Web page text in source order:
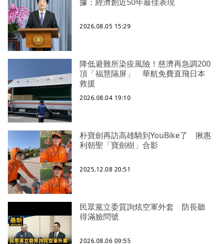
2026.08.05 15:29
降低避難所染疫風險！慈濟再急調200
頂「福慧隔屏」 華航免費直飛日本
救援
2026.08.04 19:10
朴寶劍再訪高雄騎到YouBike了 揪惠
利朝聖「寶劍樹」合影
2025.12.08 20:51
民眾黨立委質詢炫空軍外套 防長聽
得滿臉問號
2026.08.06 09:55